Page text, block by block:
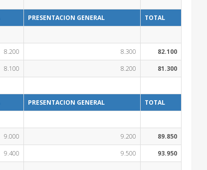
PRESENTACION GENERAL
TOTAL
8.200 8.300
82.100
8.100 8.200 81.300
PRESENTACION GENERAL
TOTAL
9.000 9.200
89.850
9.400 9.500 93.950